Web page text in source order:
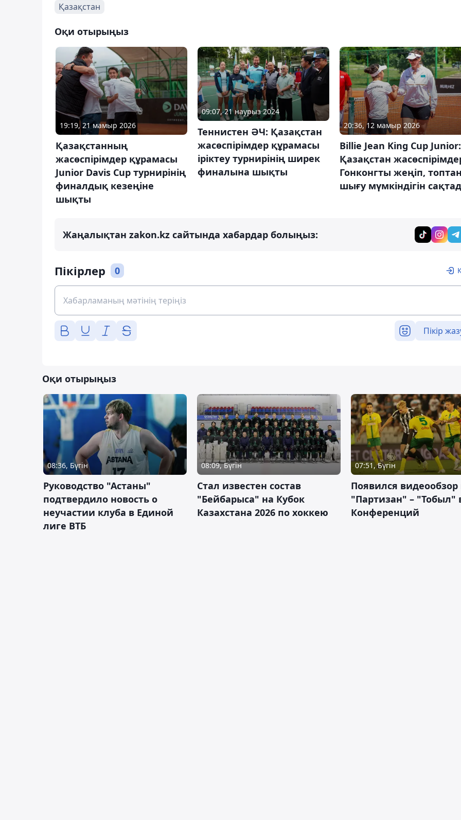
Қазақстан
Оқи отырыңыз
19:19, 21 мамыр 2026
Қазақстанның
жасөспірімдер құрамасы
Junior Davis Cup турнирінің
финалдық кезеңіне
шықты
09:07, 21 наурыз 2024
Теннистен ӘЧ: Қазақстан
жасөспірімдер құрамасы
іріктеу турнирінің ширек
финалына шықты
20:36, 12 мамыр 2026
Billie Jean King Cup Junior:
Қазақстан
Гонконгты жеңіп, топтан
шығу мүмкіндігін
Жаңалықтан zakon.kz сайтында хабардар болыңыз:
Пікірлер 0
Пікір
Оқи отырыңыз
08:36, Бүгін
Руководство "Астаны"
подтвердило новость о
неучастии клуба в Единой
лиге ВТБ
08:09, Бүгін
Стал известен состав
"Бейбарыса" на Кубок
Казахстана 2026 по хоккею
07:51, Бүгін
Появился
"Партизан" – "Тобыл"
Конференций